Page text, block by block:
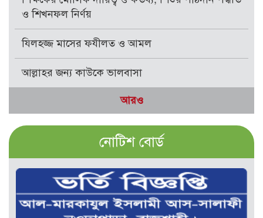
ও শিখনফল নির্ণয়
যিলহজ্জ মাসের ফযীলত ও আমল
আল্লাহর জন্য কাউকে ভালবাসা
আরও
নোটিশ বোর্ড